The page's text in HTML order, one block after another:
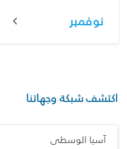
نوفمبر
اكتشف شبكة وجهاتنا
آسيا الوسطى